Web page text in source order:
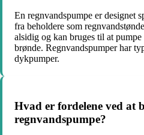
En regnvandspumpe er designet
fra beholdere som
alsidig og kan bruges til at
brønde. Regnvandspumper har
dykpumper.
Hvad er fordelene ved at
regnvandspumpe?